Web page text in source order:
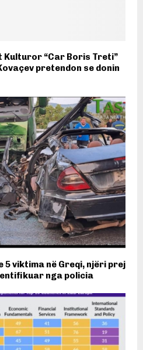
Kulturor “Car Boris Treti”
pretendon se donin
5 viktima në Greqi, njëri prej
nga policia